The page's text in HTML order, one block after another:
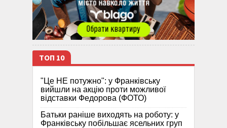
ТОП 10
"Це НЕ потужно": у Франківську
вийшли на акцію проти можливої
відставки Федорова (ФОТО)
Батьки раніше виходять на роботу: у
Франківську побільшає ясельних груп